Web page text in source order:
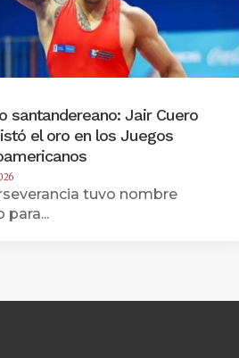
santandereano: Jair Cuero
el oro en los Juegos
tuvo nombre
para...